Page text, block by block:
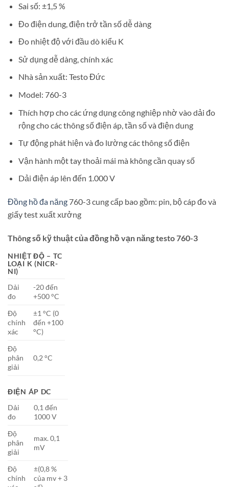
Sai số: ±1,5 %
Đo điện dung, điện trở tần số dễ dàng
Đo nhiệt độ với đầu dò kiểu K
Sử dụng dễ dàng, chính xác
Nhà sản xuất: Testo Đức
Model: 760-3
Thích hợp cho các ứng dụng công nghiệp nhờ vào dải đo
rộng cho các thông số điện áp, tần số và điện dung
Tự động phát hiện và đo lường các thông số điện
Vận hành một tay thoải mái mà không cần quay số
Dải điện áp lên đến 1.000 V
Đồng hồ đa năng 760-3 cung cấp bao gồm: pin, bộ cáp đo và
giấy test xuất xưởng
Thông số kỹ thuật của đồng hồ vạn năng testo 760-3
NHIỆT ĐỘ – TC
LOẠI K (NICR-
NI)
Dải
đo
-20 đến
+500 °C
Độ
chính
xác
±1 °C (0
đến +100
°C)
Độ
phân
giải
0,2 °C
ĐIỆN ÁP DC
Dải
đo
0,1 đến
1000 V
Độ
phân
giải
max. 0,1
mV
Độ
chính
±(0,8 %
của mv + 3